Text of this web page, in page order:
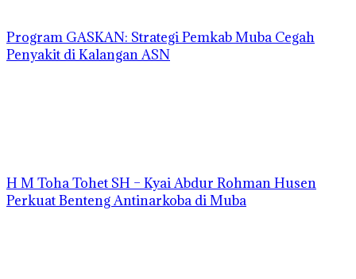
Program GASKAN: Strategi Pemkab Muba Cegah
Penyakit di Kalangan ASN
H M Toha Tohet SH – Kyai Abdur Rohman Husen
Perkuat Benteng Antinarkoba di Muba